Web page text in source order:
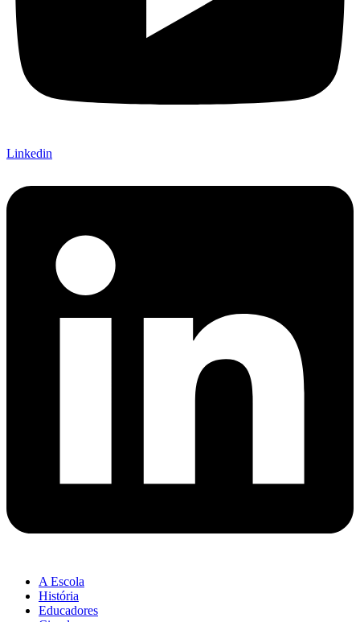
Linkedin
A Escola
História
Educadores